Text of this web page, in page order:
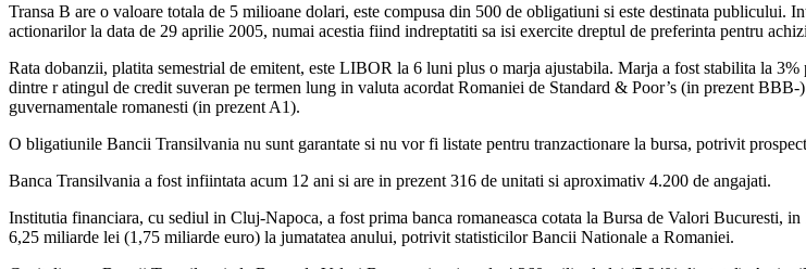
Transa B are o valoare totala de 5 milioane dolari, este compusa din 500 de obligatiuni si este destinata
actionarilor la data de 29 aprilie 2005, numai acestia fiind indreptatiti sa isi exercite dreptul de preferinta pentru
Rata dobanzii, platita semestrial de emitent, este LIBOR la 6 luni plus o marja ajustabila. Marja a fost stabilita la
dintre r atingul de credit suveran pe termen lung in valuta acordat Romaniei de Standard & Poor’s (in prezent
guvernamentale romanesti (in prezent A1).
O bligatiunile Bancii Transilvania nu sunt garantate si nu vor fi listate pentru tranzactionare la bursa, potrivit
Banca Transilvania a fost infiintata acum 12 ani si are in prezent 316 de unitati si aproximativ 4.200 de angajati.
Institutia financiara, cu sediul in Cluj-Napoca, a fost prima banca romaneasca cotata la Bursa de Valori Bucuresti,
6,25 miliarde lei (1,75 miliarde euro) la jumatatea anului, potrivit statisticilor Bancii Nationale a Romaniei.